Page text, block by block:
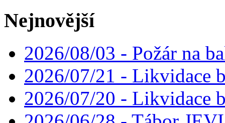
Nejnovější
2026/08/03 - Požár na
2026/07/21 - Likvidace
2026/07/20 - Likvidace